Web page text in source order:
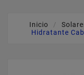
Inicio
Hidratante